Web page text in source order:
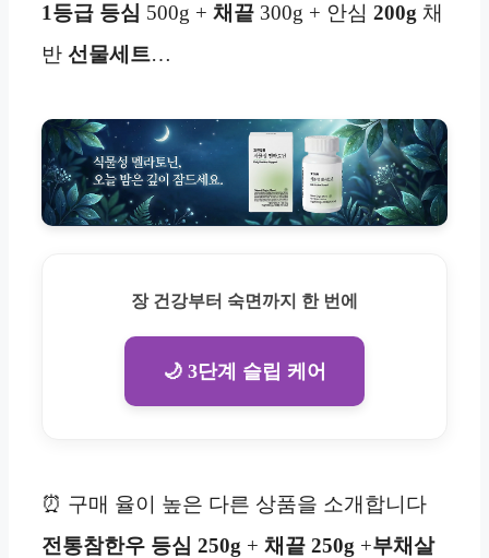
1등급 등심 500g + 채끝 300g + 안심 200g 채
반 선물세트…
장 건강부터 숙면까지 한 번에
🌙 3단계 슬립 케어
⏰ 구매 율이 높은 다른 상품을 소개합니다
전통참한우 등심 250g + 채끝 250g +부채살